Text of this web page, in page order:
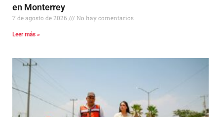
en Monterrey
7 de agosto de 2026 No hay comentarios
Leer más »